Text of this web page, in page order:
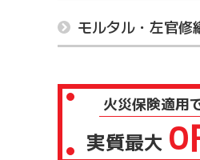
モルタル・左官修
火災保険適用
実質最大 0